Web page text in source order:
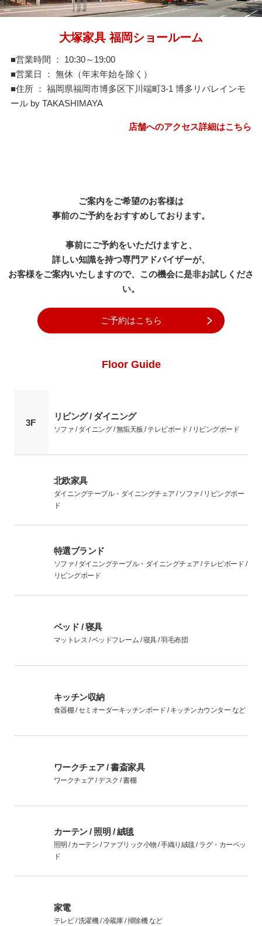
大塚家具 福岡ショールーム
■営業時間 ： 10:30～19:00
■営業日 ： 無休（年末年始を除く）
■住所 ： 福岡県福岡市博多区下川端町3-1 博多リバレインモ
ール by TAKASHIMAYA
店舗へのアクセス詳細はこちら
ご案内をご希望のお客様は
事前のご予約をおすすめしております。
事前にご予約をいただけますと、
詳しい知識を持つ専門アドバイザーが、
お客様をご案内いたしますので、この機会に是非お試しくださ
い。
ご予約はこちら
Floor Guide
3F
リビング / ダイニング
ソファ / ダイニング / 無垢天板 / テレビボード / リビングボード
北欧家具
ダイニングテーブル・ダイニングチェア / ソファ / リビングボー
ド
特選ブランド
ソファ / ダイニングテーブル・ダイニングチェア / テレビボード /
リビングボード
ベッド / 寝具
マットレス / ベッドフレーム / 寝具 / 羽毛布団
キッチン収納
食器棚 / セミオーダーキッチンボード / キッチンカウンター など
ワークチェア / 書斎家具
ワークチェア / デスク / 書棚
カーテン / 照明 / 絨毯
照明 / カーテン / ファブリック小物 / 手織り絨毯 / ラグ・カーペッ
ド
家電
テレビ / 洗濯機 / 冷蔵庫 / 掃除機 など